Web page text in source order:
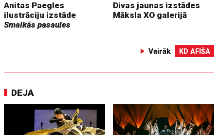
Anitas Paegles
ilustrāciju izstāde
Smalkās pasaules
Divas jaunas izstādes
Māksla XO galerijā
Vairāk KD AFIŠA
DEJA